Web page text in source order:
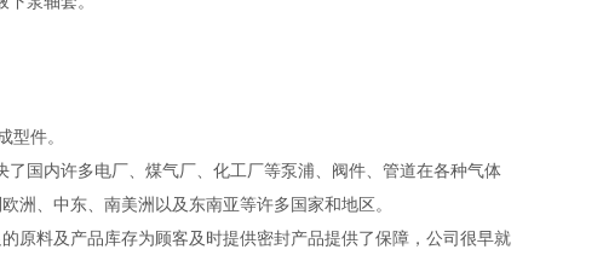
件。
国内许多电厂、煤气厂、化工厂等泵浦、阀件、管道在各种气体
洲、中东、南美洲以及东南亚等许多国家和地区。
料及产品库存为顾客及时提供密封产品提供了保障，公司很早就